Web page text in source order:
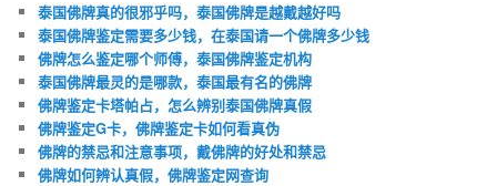
泰国佛牌真的很邪乎吗，泰国佛牌是越戴越好吗
泰国佛牌鉴定需要多少钱，在泰国请一个佛牌多少钱
佛牌怎么鉴定哪个师傅，泰国佛牌鉴定机构
泰国佛牌最灵的是哪款，泰国最有名的佛牌
佛牌鉴定卡塔帕占，怎么辨别泰国佛牌真假
佛牌鉴定G卡，佛牌鉴定卡如何看真伪
佛牌的禁忌和注意事项，戴佛牌的好处和禁忌
佛牌如何辨认真假，佛牌鉴定网查询